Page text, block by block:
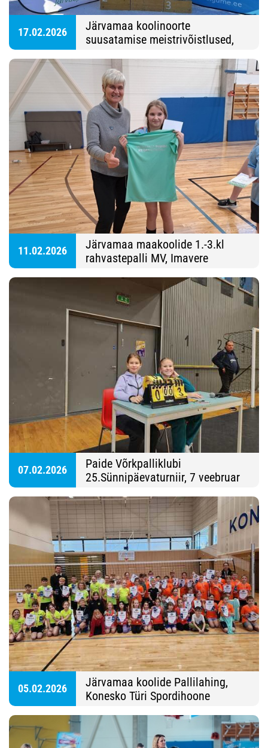
17.02.2026
Järvamaa koolinoorte
suusatamise meistrivõistlused,
11.02.2026
Järvamaa maakoolide 1.-3.kl
rahvastepalli MV, Imavere
07.02.2026
Paide Võrkpalliklubi
25.Sünnipäevaturniir, 7 veebruar
05.02.2026
Järvamaa koolide Pallilahing,
Konesko Türi Spordihoone